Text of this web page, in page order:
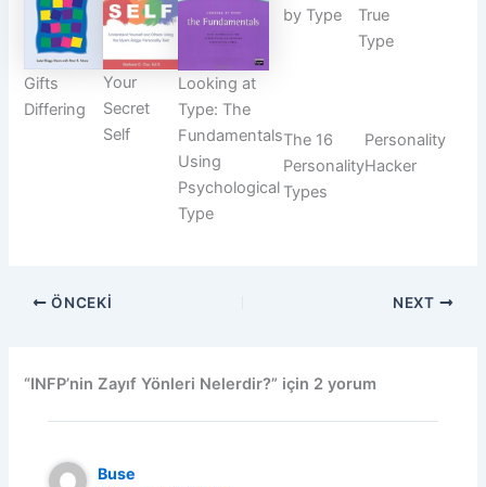
Gifts
Differing
Your
Secret
Self
Looking at
Type: The
Fundamentals
Using
Psychological
Type
by Type
True
Type
The 16
Personality
Types
Personality
Hacker
ÖNCEKI NEXT
“INFP’nin Zayıf Yönleri Nelerdir?” için 2 yorum
Buse